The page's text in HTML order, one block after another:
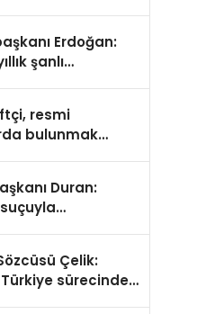
Erdoğan:
şanlı
resmi
bulunmak
Duran:
suçuyla
Çelik:
sürecinde